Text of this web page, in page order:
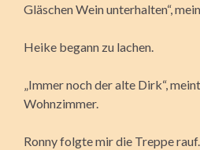
Gläschen Wein unterhalten“,
Heike begann zu lachen.
„Immer noch der alte Dirk“,
Wohnzimmer.
Ronny folgte mir die Treppe rauf.